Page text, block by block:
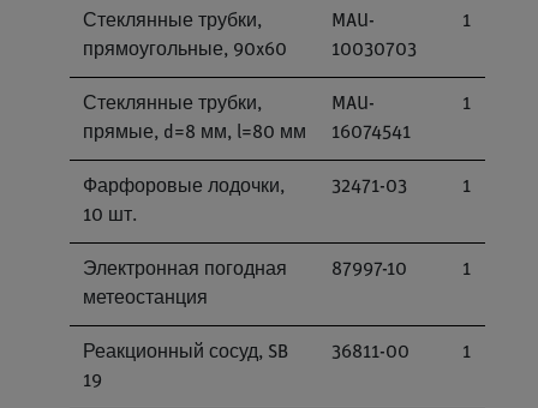
Стеклянные трубки,
прямоугольные, 90x60
MAU-
10030703
1
Стеклянные трубки,
прямые, d=8 мм, l=80 мм
MAU-
16074541
1
Фарфоровые лодочки,
10 шт.
32471-03 1
Электронная погодная
метеостанция
87997-10 1
Реакционный сосуд, SB
19
36811-00 1